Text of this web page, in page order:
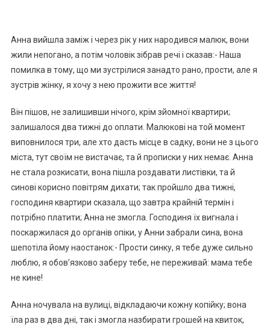
Анна вийшла заміж і через рік у них народився малюк, вони
жили непогано, а потім чоловік зібрав речі і сказав:- Наша
помилка в тому, що ми зустрілися занадто рано, прости, але я
зустрів жінку, я хочу з нею прожити все життя!
Він пішов, не залишивши нічого, крім зйомної квартири;
залишалося два тижні до оплати. Малюкові на той момент
виповнилося три, але хто дасть місце в садку, вони не з цього
міста, тут своїм не вистачає, та й прописки у них немає. Анна
не стала розкисати, вона пішла роздавати листівки, та й
синові корисно повітрям дихати; так пройшло два тижні,
господиня квартири сказала, що завтра крайній термін і
потрібно платити; Анна не змогла. Господиня їх вигнала і
поскаржилася до органів опіки, у Анни забрали сина, вона
шепотіла йому наостанок:- Прости синку, я тебе дуже сильно
люблю, я обов’язково заберу тебе, не переживай: мама тебе
не кине!
Анна ночувала на вулиці, відкладаючи кожну копійку; вона
їла раз в два дні, так і змогла назбирати грошей на квиток,